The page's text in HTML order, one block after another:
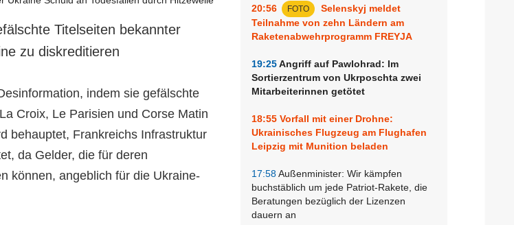
20:56 FOTO
Selenskyj meldet
Teilnahme von zehn Ländern am
Raketenabwehrprogramm FREYJA
19:25Angriff auf Pawlohrad: Im
Sortierzentrum von Ukrposchta zwei
Mitarbeiterinnen getötet
18:55 Vorfall mit einer Drohne:
Ukrainisches Flugzeug am Flughafen
Leipzig mit Munition beladen
17:58Außenminister: Wir kämpfen
buchstäblich um jede Patriot-Rakete, die
Beratungen bezüglich der Lizenzen
dauern an
Titelseiten bekannter
zu diskreditieren
indem sie gefälschte
Croix, Le Parisien und Corse Matin
behauptet, Frankreichs Infrastruktur
da Gelder, die für deren
können, angeblich für die Ukraine-